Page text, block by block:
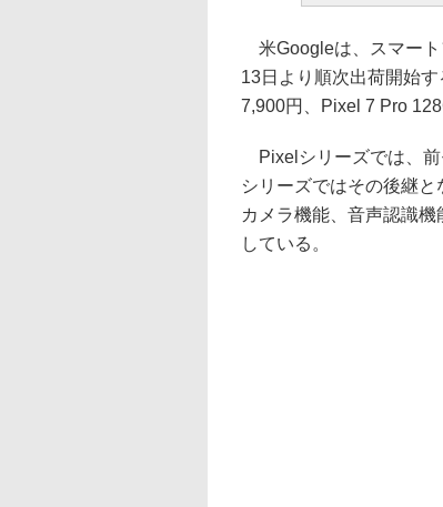
米Googleは、スマート
13日より順次出荷開始
7,900円、Pixel 7 Pro
Pixelシリーズでは、前
シリーズではその後継
カメラ機能、音声認識
している。